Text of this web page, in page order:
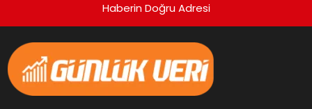
Haberin Doğru Adresi